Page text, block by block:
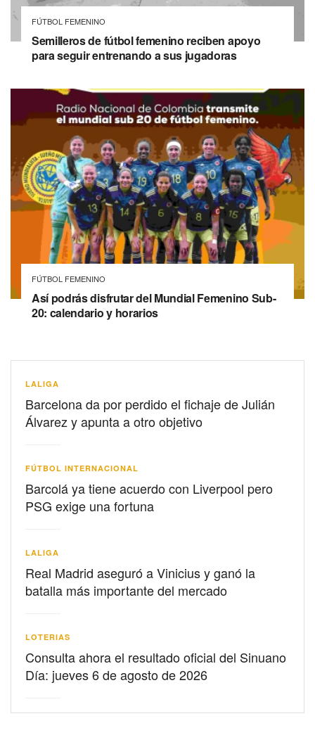
FÚTBOL FEMENINO
Semilleros de fútbol femenino reciben apoyo
para seguir entrenando a sus jugadoras
FÚTBOL FEMENINO
Así podrás disfrutar del Mundial Femenino Sub-
20: calendario y horarios
LALIGA
Barcelona da por perdido el fichaje de Julián
Álvarez y apunta a otro objetivo
FÚTBOL INTERNACIONAL
Barcolá ya tiene acuerdo con Liverpool pero
PSG exige una fortuna
LALIGA
Real Madrid aseguró a Vinicius y ganó la
batalla más importante del mercado
LOTERIAS
Consulta ahora el resultado oficial del Sinuano
Día: jueves 6 de agosto de 2026